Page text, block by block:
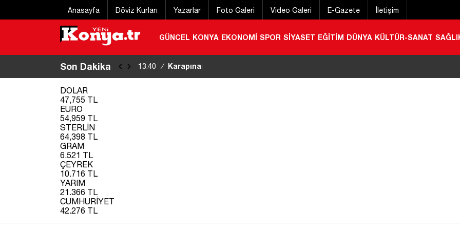
Anasayfa Döviz Kurları Yazarlar Foto Galeri Video Galeri E-Gazete İletişim
GÜNCEL KONYA EKONOMİ SPOR SİYASET EĞİTİM DÜNYA KÜLTÜR-SANAT
Son Dakika 13:40 / Karapınar’da huzur uygulaması
DOLAR
47,755 TL
EURO
54,959 TL
STERLİN
64,398 TL
GRAM
6.521 TL
ÇEYREK
10.716 TL
YARIM
21.366 TL
CUMHURİYET
42.276 TL